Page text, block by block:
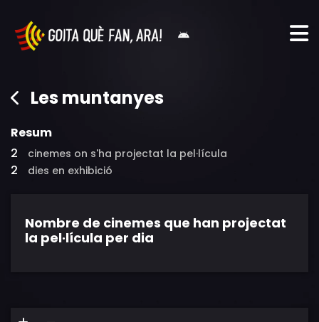
Les muntanyes
Resum
2
cinemes on s'ha projectat la pel·lícula
2 dies en exhibició
Nombre de cinemes que han projectat
la pel·lícula per dia